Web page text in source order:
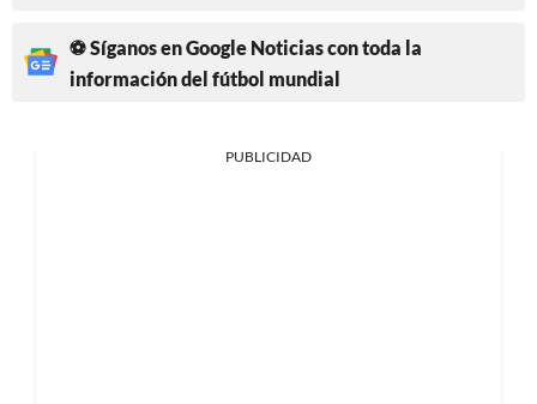
⚽ Síganos en Google Noticias con toda la
información del fútbol mundial
PUBLICIDAD